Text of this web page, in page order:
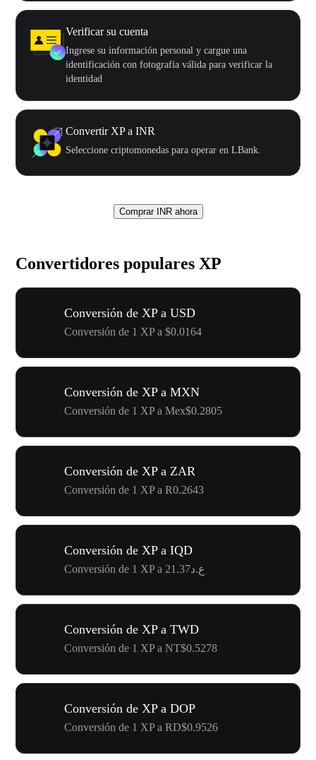
Verificar su cuenta
Ingrese su información personal y cargue una
identificación con fotografía válida para verificar la
identidad
Convertir XP a INR
Seleccione criptomonedas para operar en LBank.
Comprar INR ahora
Convertidores populares XP
Conversión de XP a USD
Conversión de 1 XP a $0.0164
Conversión de XP a MXN
Conversión de 1 XP a Mex$0.2805
Conversión de XP a ZAR
Conversión de 1 XP a R0.2643
Conversión de XP a IQD
Conversión de 1 XP a ع.د21.37
Conversión de XP a TWD
Conversión de 1 XP a NT$0.5278
Conversión de XP a DOP
Conversión de 1 XP a RD$0.9526